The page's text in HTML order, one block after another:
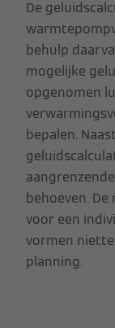
De
behulp
mogelijke
opgenomen
bepalen.
behoeven.
voor een
vormen
planning.